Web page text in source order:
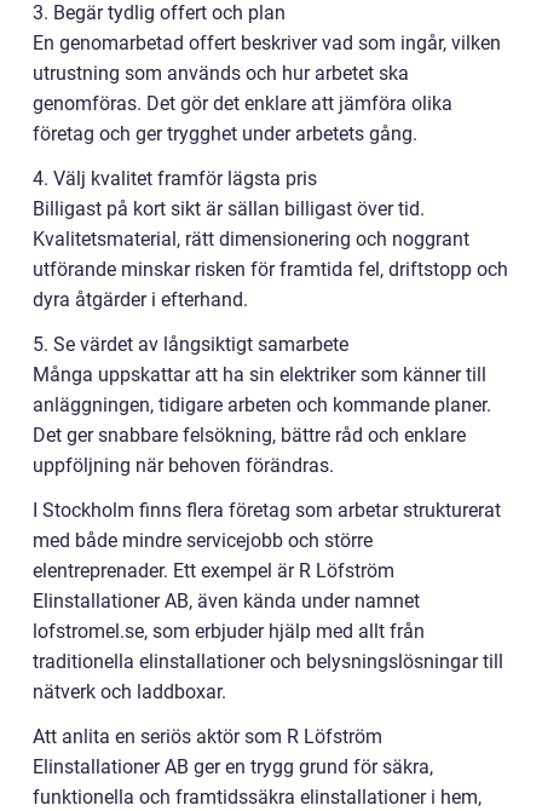
3. Begär tydlig offert och plan
En genomarbetad offert beskriver vad som ingår, vilken
utrustning som används och hur arbetet ska
genomföras. Det gör det enklare att jämföra olika
företag och ger trygghet under arbetets gång.
4. Välj kvalitet framför lägsta pris
Billigast på kort sikt är sällan billigast över tid.
Kvalitetsmaterial, rätt dimensionering och noggrant
utförande minskar risken för framtida fel, driftstopp och
dyra åtgärder i efterhand.
5. Se värdet av långsiktigt samarbete
Många uppskattar att ha sin elektriker som känner till
anläggningen, tidigare arbeten och kommande planer.
Det ger snabbare felsökning, bättre råd och enklare
uppföljning när behoven förändras.
I Stockholm finns flera företag som arbetar strukturerat
med både mindre servicejobb och större
elentreprenader. Ett exempel är R Löfström
Elinstallationer AB, även kända under namnet
lofstromel.se, som erbjuder hjälp med allt från
traditionella elinstallationer och belysningslösningar till
nätverk och laddboxar.
Att anlita en seriös aktör som R Löfström
Elinstallationer AB ger en trygg grund för säkra,
funktionella och framtidssäkra elinstallationer i hem,